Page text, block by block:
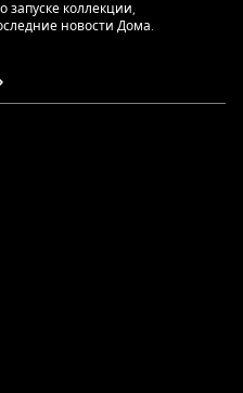
запуске коллекции,
новости Дома.